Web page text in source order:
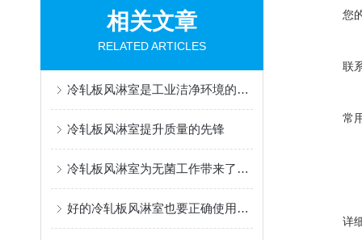
相关文章
RELATED ARTICLES
冷轧板风淋室是工业洁净环境的坚实屏障
冷轧板风淋室提升质量的先锋
冷轧板风淋室为无菌工作带来了哪些便利
好的冷轧板风淋室也要正确使用才能有好效果
您
联
常
详